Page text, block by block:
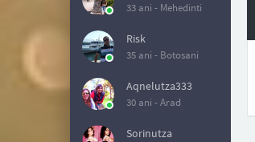
33 ani - Mehedinti
Risk
35 ani - Botosani
Aqnelutza333
30 ani -Arad
Sorinutza